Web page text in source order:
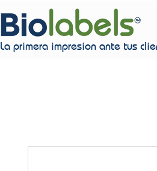
La primera impresion ante tus